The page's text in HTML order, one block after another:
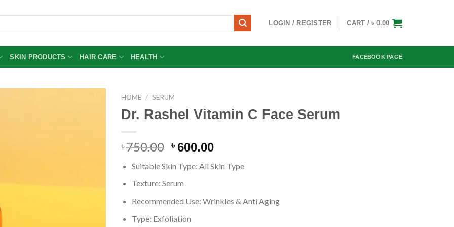
LOGIN / REGISTER CART /৳ 0.00
SKIN PRODUCTS HAIR CARE HEALTH FACEBOOK PAGE
HOME / SERUM
Dr. Rashel Vitamin C Face Serum
৳750.00 Original
was:
৳ 750.00.
৳600.00Current
is:
Suitable Skin Type: All Skin Type
Texture: Serum
Recommended Use: Wrinkles & Anti Aging
Type: Exfoliation